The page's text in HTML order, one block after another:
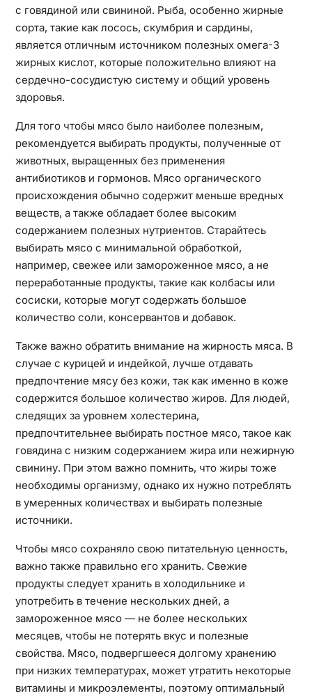
с говядиной или свининой. Рыба, особенно жирные
сорта, такие как лосось, скумбрия и сардины,
является отличным источником полезных омега-3
жирных кислот, которые положительно влияют на
сердечно-сосудистую систему и общий уровень
здоровья.
Для того чтобы мясо было наиболее полезным,
рекомендуется выбирать продукты, полученные от
животных, выращенных без применения
антибиотиков и гормонов. Мясо органического
происхождения обычно содержит меньше вредных
веществ, а также обладает более высоким
содержанием полезных нутриентов. Старайтесь
выбирать мясо с минимальной обработкой,
например, свежее или замороженное мясо, а не
переработанные продукты, такие как колбасы или
сосиски, которые могут содержать большое
количество соли, консервантов и добавок.
Также важно обратить внимание на жирность мяса. В
случае с курицей и индейкой, лучше отдавать
предпочтение мясу без кожи, так как именно в коже
содержится большое количество жиров. Для людей,
следящих за уровнем холестерина,
предпочтительнее выбирать постное мясо, такое как
говядина с низким содержанием жира или нежирную
свинину. При этом важно помнить, что жиры тоже
необходимы организму, однако их нужно потреблять
в умеренных количествах и выбирать полезные
источники.
Чтобы мясо сохраняло свою питательную ценность,
важно также правильно его хранить. Свежие
продукты следует хранить в холодильнике и
употребить в течение нескольких дней, а
замороженное мясо — не более нескольких
месяцев, чтобы не потерять вкус и полезные
свойства. Мясо, подвергшееся долгому хранению
при низких температурах, может утратить некоторые
витамины и микроэлементы, поэтому оптимальный